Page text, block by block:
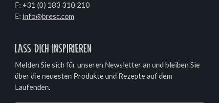
F: +31 (0) 183 310 210
E: info@bresc.com
Lass dich inspirieren
Melden Sie sich für unseren Newsletter an und bleiben Sie
über die neuesten Produkte und Rezepte auf dem
Laufenden.